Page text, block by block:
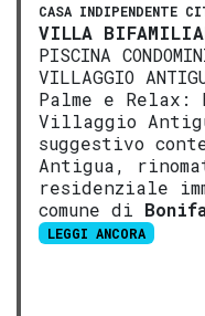
CASA INDIPENDENTE
VILLA
PISCINA
VILLAGGIO
Palme e Relax:
Villaggio
suggestivo
Antigua,
residenziale
comune di
LEGGI ANCORA